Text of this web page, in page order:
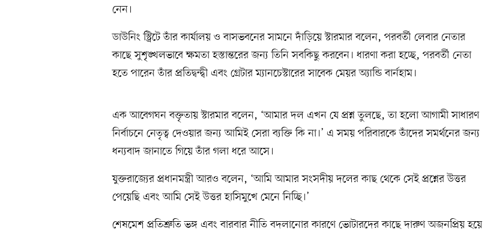
নেন।
ডাউনিং স্ট্রিটে তাঁর কার্যালয় ও বাসভবনের সামনে দাঁড়িয়ে স্টারমার বলেন, পরবর্তী লেবার নেতার
কাছে সুশৃঙ্খলভাবে ক্ষমতা হস্তান্তরের জন্য তিনি সবকিছু করবেন। ধারণা করা হচ্ছে, পরবর্তী নেতা
হতে পারেন তাঁর প্রতিদ্বন্দ্বী এবং গ্রেটার ম্যানচেস্টারের সাবেক মেয়র অ্যান্ডি বার্নহাম।
এক আবেগঘন বক্তৃতায় স্টারমার বলেন, ‘আমার দল এখন যে প্রশ্ন তুলছে, তা হলো আগামী সাধারণ
নির্বাচনে নেতৃত্ব দেওয়ার জন্য আমিই সেরা ব্যক্তি কি না।’ এ সময় পরিবারকে তাঁদের সমর্থনের জন্য
ধন্যবাদ জানাতে গিয়ে তাঁর গলা ধরে আসে।
যুক্তরাজ্যের প্রধানমন্ত্রী আরও বলেন, ‘আমি আমার সংসদীয় দলের কাছ থেকে সেই প্রশ্নের উত্তর
পেয়েছি এবং আমি সেই উত্তর হাসিমুখে মেনে নিচ্ছি।’
শেষমেশ প্রতিশ্রুতি ভঙ্গ এবং বারবার নীতি বদলানোর কারণে ভোটারদের কাছে দারুণ অজনপ্রিয় হয়ে